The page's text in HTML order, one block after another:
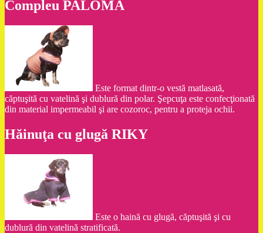
Compleu PALOMA
Este format dintr-o vestă matlasată,
căptuşită cu vatelină şi dublură din polar. Şepcuţa este confecţionată
din material impermeabil şi are cozoroc, pentru a proteja ochii.
Hăinuţa cu glugă RIKY
Este o haină cu glugă, căptuşită şi cu
dublură din vatelină stratificată.